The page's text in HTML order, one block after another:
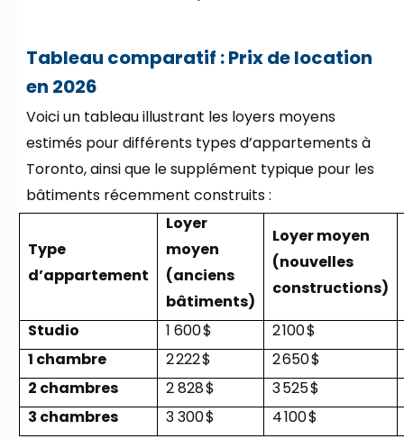
Tableau comparatif : Prix de location
en 2026
Voici un tableau illustrant les loyers moyens
estimés pour différents types d’appartements à
Toronto, ainsi que le supplément typique pour les
bâtiments récemment construits :
Type
d’appartement
Loyer
moyen
(anciens
bâtiments)
Loyer moyen
(nouvelles
constructions)
Studio 1 600 $
2 100 $
1 chambre
2 222 $
2 650 $
2 chambres
2 828 $
3 525 $
3 chambres
3 300 $ 4 100 $